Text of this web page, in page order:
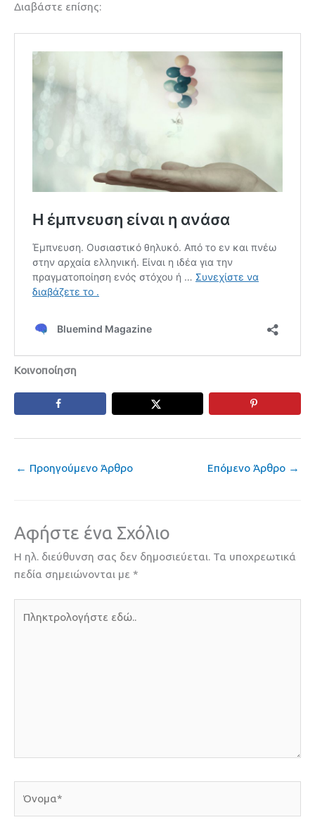
Διαβάστε επίσης:
Κοινοποίηση
← Προηγούμενο Άρθρο Επόμενο Άρθρο →
Αφήστε ένα Σχόλιο
Η ηλ. διεύθυνση σας δεν δημοσιεύεται. Τα υποχρεωτικά
πεδία σημειώνονται με *
εδώ..